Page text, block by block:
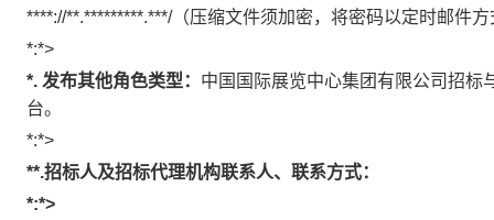
****://**.*********.***/（压缩文件须加密，将密码以定时邮件
*:*>
*. 发布其他角色类型： 中国国际展览中心集团有限公司招标
台。
*:*>
**.招标人及招标代理机构联系人、联系方式：
*:*>